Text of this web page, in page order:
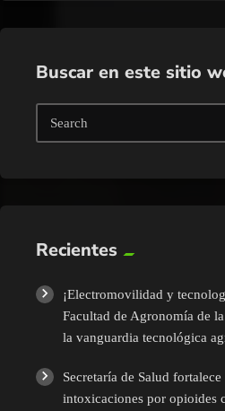
Buscar en este sitio
Search
Recientes
¡Electromovilidad y
Facultad de Agronomía de
la vanguardia tecnológica
Secretaría de Salud fortalece
intoxicaciones por opioides